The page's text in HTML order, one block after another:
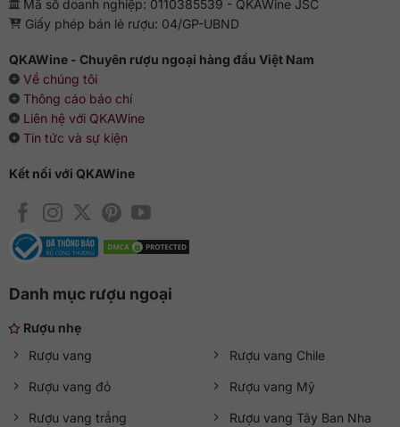
Mã số doanh nghiệp: 0110385539 - QKAWine JSC
Giấy phép bán lẻ rượu: 04/GP-UBND
QKAWine - Chuyên rượu ngoại hàng đầu Việt Nam
Về chúng tôi
Thông cáo báo chí
Liên hệ với QKAWine
Tin tức và sự kiện
Kết nối với QKAWine
Danh mục rượu ngoại
Rượu nhẹ
Rượu vang
Rượu vang đỏ
Rượu vang trắng
Rượu vang Chile
Rượu vang Mỹ
Rượu vang Tây Ban Nha